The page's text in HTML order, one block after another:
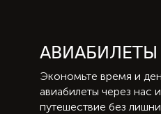
АВИАБИЛЕТЫ
Экономьте время и
авиабилеты через нас
путешествие без